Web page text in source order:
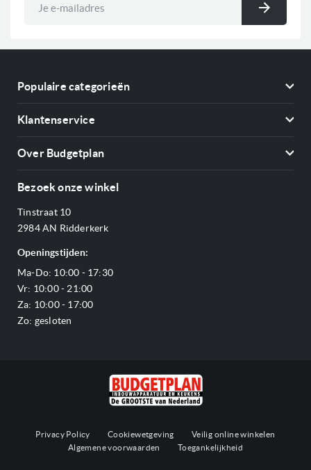
Populaire categorieën
Kookplaten
Afzuigkappen
Ovens
Stoomovens
Magnetrons
Vaatwassers
Complete keukens
Outlet
Klantenservice
Betalen
Veelgestelde vragen
Service & garantie
Sitemap
Over Budgetplan
Adres & Route
Reviews Budgetplan
Blog
Bezoek onze winkel
Tinstraat 10
2984 AN Ridderkerk
Openingstijden:
Ma-Do: 10:00 - 17:30
Vr: 10:00 - 21:00
Za: 10:00 - 17:00
Zo: gesloten
Privacy Policy Cookiewetgeving
Veilig online winkelen
Algemene voorwaarden
Toegankelijkheid